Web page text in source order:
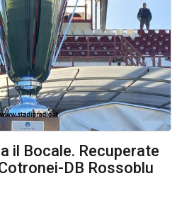
il Bocale. Recuperate
DB Rossoblu